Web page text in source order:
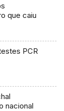
que caiu
PCR
nacional